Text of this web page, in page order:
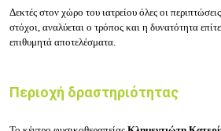
Δεκτές στον χώρο του ιατρείου όλες οι
στόχοι, αναλύεται ο τρόπος και η δυνατότητα
επιθυμητά αποτελέσματα.
Περιοχή δραστηριότητας